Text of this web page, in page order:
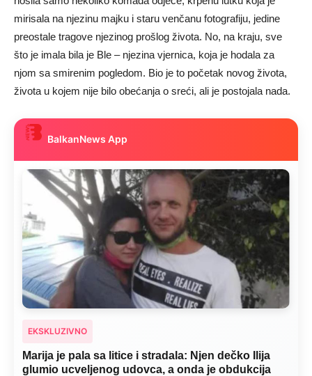
mirisala na njezinu majku i staru venčanu fotografiju, jedine
preostale tragove njezinog prošlog života. No, na kraju, sve
što je imala bila je Ble – njezina vjernica, koja je hodala za
njom sa smirenim pogledom. Bio je to početak novog života,
života u kojem nije bilo obećanja o sreći, ali je postojala nada.
BalkanNews App
EKSKLUZIVNO
Marija je pala sa litice i stradala: Njen dečko Ilija
glumio ucveljenog udovca, a onda je obdukcija